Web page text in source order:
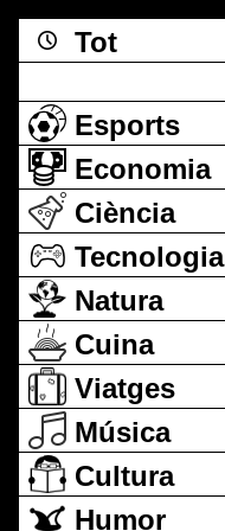
Tot
Esports
Economia
Ciència
Tecnologia
Natura
Cuina
Viatges
Música
Cultura
Humor